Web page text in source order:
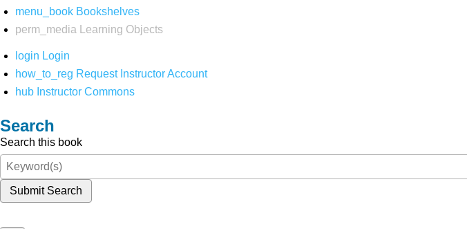
menu_book Bookshelves
perm_media
Learning Objects
login Login
how_to_reg Request Instructor Account
hub Instructor Commons
Search
Search this book
Submit Search